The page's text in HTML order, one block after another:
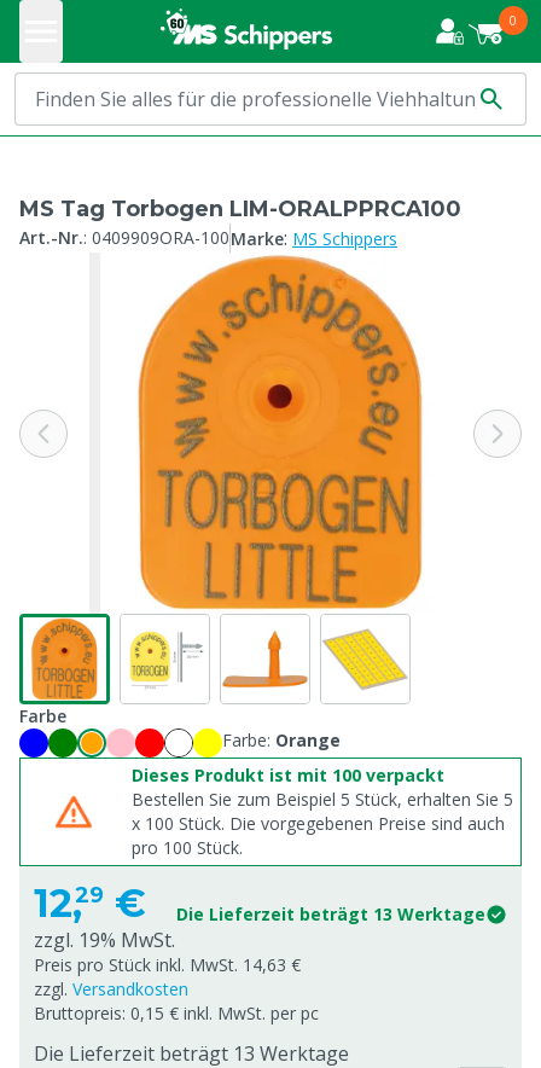
0
MS Tag Torbogen LIM-ORALPPRCA100
Art.-Nr.: 0409909ORA-100Marke: MS Schippers
Farbe
Farbe: Orange
Dieses Produkt ist mit 100 verpackt
Bestellen Sie zum Beispiel 5 Stück, erhalten Sie 5
x 100 Stück. Die vorgegebenen Preise sind auch
pro 100 Stück.
12,29 € Die Lieferzeit beträgt 13 Werktage
zzgl. 19% MwSt.
Preis pro Stück inkl. MwSt. 14,63 €
zzgl. Versandkosten
Bruttopreis: 0,15 € inkl. MwSt. per pc
Die Lieferzeit beträgt 13 Werktage